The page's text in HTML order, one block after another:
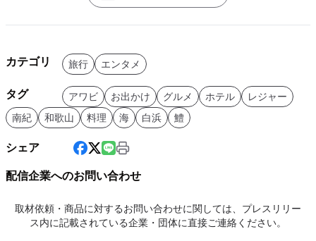
カテゴリ 旅行 エンタメ
タグ アワビ お出かけ グルメ ホテル
レジャー
南紀
和歌山 料理 海 白浜 鱧
シェア
配信企業へのお問い合わせ
取材依頼・商品に対するお問い合わせに関しては、プレスリリー
ス内に記載されている企業・団体に直接ご連絡ください。